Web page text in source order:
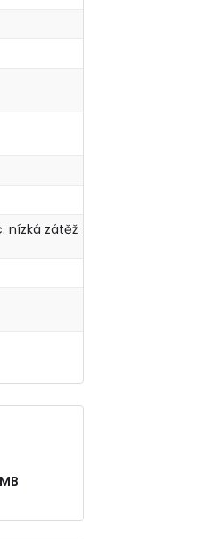
nízká zátěž